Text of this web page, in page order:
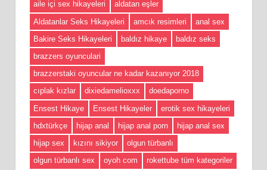
aile içi sex hikayeleri
aldatan eşler
Aldatanlar Seks Hikayeleri
amcık resimleri
anal sex
Bakire Seks Hikayeleri
baldız hikaye
baldız seks
brazzers oyunculari
brazzerstaki oyuncular ne kadar kazanıyor 2018
cıplak kızlar
dixiedamelioxxx
doedaporno
Ensest Hikaye
Ensest Hikayeler
erotik sex hikayeleri
hdxtürkçe
hijap anal hijap anal porn
hijap anal sex
hijap sex
kızını sikiyor
olgun türbanlı
olgun türbanlı sex
oyoh com rokettube tüm kategoriler